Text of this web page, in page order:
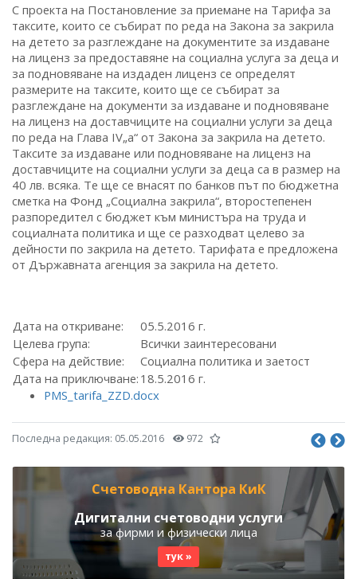
С проекта на Постановление за приемане на Тарифа за
таксите, които се събират по реда на Закона за закрила
на детето за разглеждане на документите за издаване
на лиценз за предоставяне на социална услуга за деца и
за подновяване на издаден лиценз се определят
размерите на таксите, които ще се събират за
разглеждане на документи за издаване и подновяване
на лиценз на доставчиците на социални услуги за деца
по реда на Глава IV„а“ от Закона за закрила на детето.
Таксите за издаване или подновяване на лиценз на
доставчиците на социални услуги за деца са в размер на
40 лв. всяка. Те ще се внасят по банков път по бюджетна
сметка на Фонд „Социална закрила“, второстепенен
разпоредител с бюджет към министъра на труда и
социалната политика и ще се разходват целево за
дейности по закрила на детето. Тарифата е предложена
от Държавната агенция за закрила на детето.
Дата на откриване:
05.5.2016 г.
Целева група:
Всички заинтересовани
Сфера на действие:
Социална политика и заетост
Дата на приключване: 18.5.2016 г.
PMS_tarifa_ZZD.docx
Последна редакция: 05.05.2016 972
Счетоводна Кантора КиК
Дигитални счетоводни услуги
за фирми и физически лица
тук »